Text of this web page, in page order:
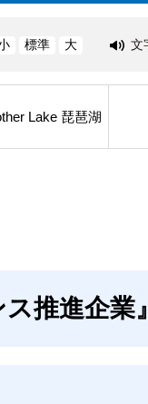
標準 大 文
Lake 琵琶湖
ス推進企業